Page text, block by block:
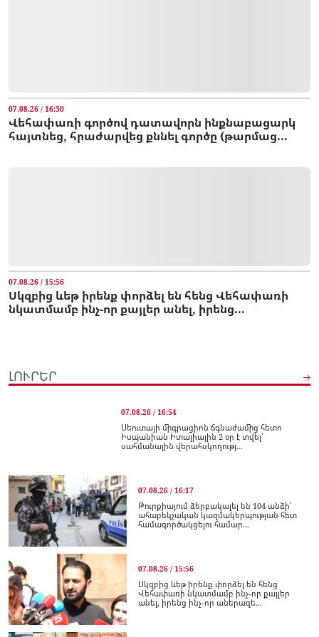
07.08.26 / 16:30
Վեհափառի գործով դատավորն ինքնաբացարկ
հայտնեց, հրաժարվեց քննել գործը (թարմաց...
07.08.26 / 15:56
Սկզբից ևեթ իրենք փորձել են հենց Վեհափառի
նկատմամբ ինչ-որ քայլեր անել, իրենց...
ԼՈՒՐԵՐ
07.08.26 / 16:54
Սեուտայի միգրացիոն ճգնաժամից հետո
Իսպանիան Իտալիային 2 օր է տվել՝
սահմանային վերահսկողությ...
07.08.26 / 16:17
Թուրքիայում ձերբակալել են 104 անձի՝
ահաբեկչական կազմակերպության հետ
համագործակցելու համար...
07.08.26 / 15:56
Սկզբից ևեթ իրենք փորձել են հենց
Վեհափառի նկատմամբ ինչ-որ քայլեր
անել, իրենց ինչ-որ աներազե...